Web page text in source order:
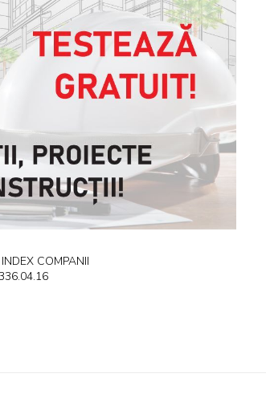
COMPANII